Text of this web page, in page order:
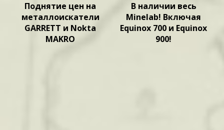
Поднятие цен на
металлоискатели
GARRETT и Nokta
MAKRO
В наличии весь
Minelab! Включая
Equinox 700 и Equinox
900!